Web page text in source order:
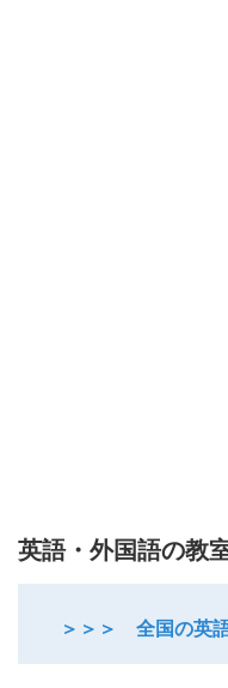
英語・外国語の教
＞＞＞ 全国の英